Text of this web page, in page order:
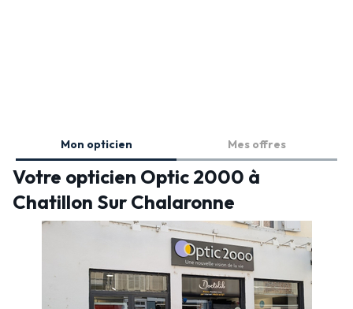
Mon opticien Mes offres
Votre opticien Optic 2000 à
Chatillon Sur Chalaronne